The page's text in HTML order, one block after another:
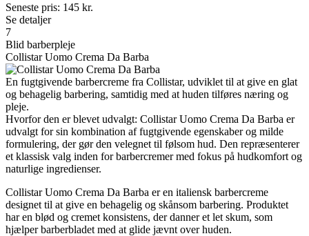
Seneste pris: 145 kr.
Se detaljer
7
Blid barberpleje
Collistar Uomo Crema Da Barba
En fugtgivende barbercreme fra Collistar, udviklet til at give en glat
og behagelig barbering, samtidig med at huden tilføres næring og
pleje.
Hvorfor den er blevet udvalgt: Collistar Uomo Crema Da Barba er
udvalgt for sin kombination af fugtgivende egenskaber og milde
formulering, der gør den velegnet til følsom hud. Den repræsenterer
et klassisk valg inden for barbercremer med fokus på hudkomfort og
naturlige ingredienser.
Collistar Uomo Crema Da Barba er en italiensk barbercreme
designet til at give en behagelig og skånsom barbering. Produktet
har en blød og cremet konsistens, der danner et let skum, som
hjælper barberbladet med at glide jævnt over huden.